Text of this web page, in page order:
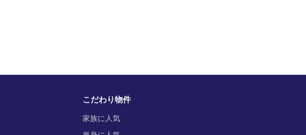
こだわり物件
家族に人気